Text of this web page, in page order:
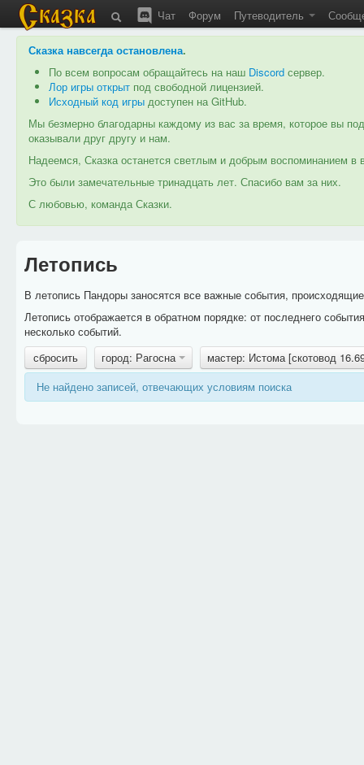
Чат Форум Путеводитель
Сказка навсегда остановлена.
По всем вопросам обращайтесь на наш Discord сервер.
Лор игры открыт под свободной лицензией.
Исходный код игры доступен на GitHub.
Мы безмерно благодарны каждому из вас за время, которое вы
оказывали друг другу и нам.
Надеемся, Сказка останется светлым и добрым воспоминанием
Это были замечательные тринадцать лет. Спасибо вам за них.
С любовью, команда Сказки.
Летопись
В летопись Пандоры заносятся все важные события,
Летопись отображается в обратном порядке: от последнего
несколько событий.
сбросить
город: Рагосна
мастер: Истома [скотовод
Не найдено записей, отвечающих условиям поиска